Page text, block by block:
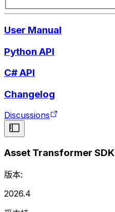
User Manual
Python API
C# API
Changelog
Discussions
Asset Transformer SDK
版本:
2026.4